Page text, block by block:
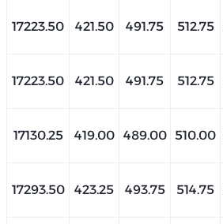
512.75
491.75
421.50
17223.50
512.75
491.75
421.50
17223.50
510.00
489.00
419.00
17130.25
514.75
493.75
423.25
17293.50